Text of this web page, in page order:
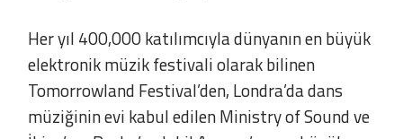
Her yıl 400,000 katılımcıyla dünyanın en büyük
elektronik müzik festivali olarak bilinen
Tomorrowland Festival’den, Londra’da dans
müziğinin evi kabul edilen Ministry of Sound ve